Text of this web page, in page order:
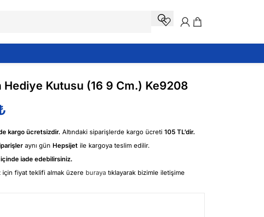
Hediye Kutusu (16 9 Cm.) Ke9208
kargo ücretsizdir. Altındaki siparişlerde kargo ücreti 105 TL’dir.
aynı gün Hepsijet ile kargoya teslim edilir.
içinde iade edebilirsiniz.
için fiyat teklifi almak üzere buraya tıklayarak bizimle iletişime